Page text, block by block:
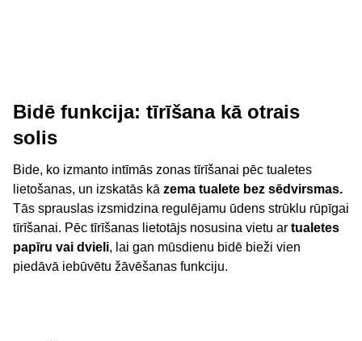
Bidē funkcija: tīrīšana kā otrais
solis
Bide, ko izmanto intīmās zonas tīrīšanai pēc tualetes
lietošanas, un izskatās kā zema tualete bez sēdvirsmas.
Tās sprauslas izsmidzina regulējamu ūdens strūklu rūpīgai
tīrīšanai. Pēc tīrīšanas lietotājs nosusina vietu ar tualetes
papīru vai dvieli, lai gan mūsdienu bidē bieži vien
piedāvā iebūvētu žāvēšanas funkciju.